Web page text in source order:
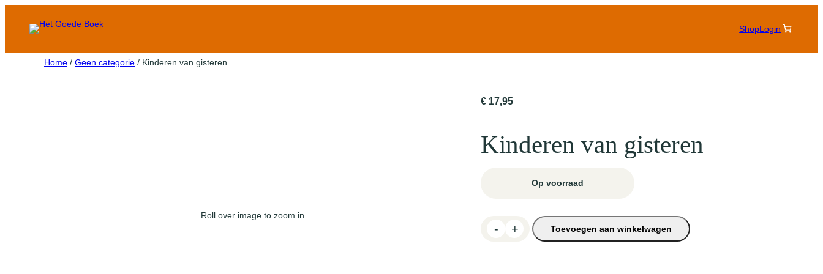
ShopLogin
Home / Geen categorie / Kinderen van gisteren
Roll over image to zoom in
€17,95
Kinderen van gisteren
Op voorraad
- + Toevoegen aan winkelwagen